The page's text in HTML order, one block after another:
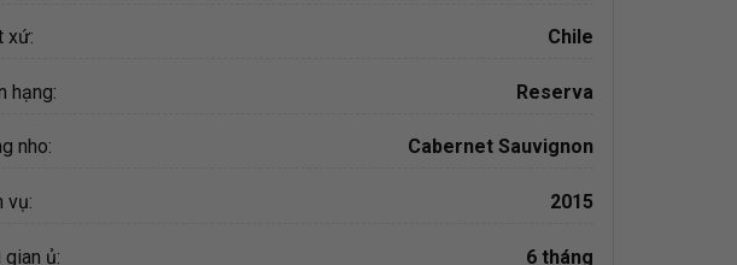
xứ: Chile
hạng: Reserva
nho: Cabernet Sauvignon
vụ: 2015
gian ủ: 6 tháng